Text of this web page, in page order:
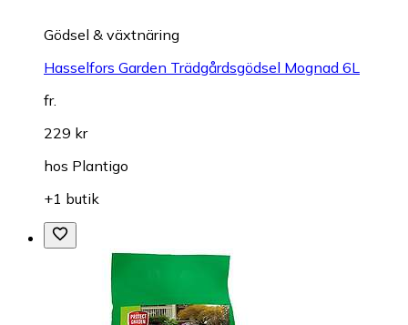
Gödsel & växtnäring
Hasselfors Garden Trädgårdsgödsel Mognad 6L
fr.
229 kr
hos Plantigo
+1 butik